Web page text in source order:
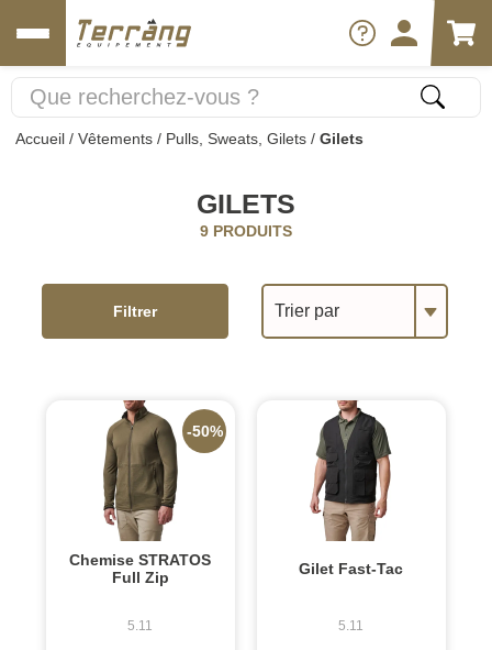
Accueil / Vêtements / Pulls, Sweats, Gilets / Gilets
GILETS
9 PRODUITS
Trier par
Filtrer
Chemise STRATOS
Full Zip
5.11
-50%
Gilet Fast-Tac
5.11